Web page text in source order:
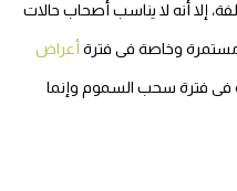
إلا أنه لا يناسب أصحاب حالات
وخاصة فى فترةأعراض
سحب السموم وإنما